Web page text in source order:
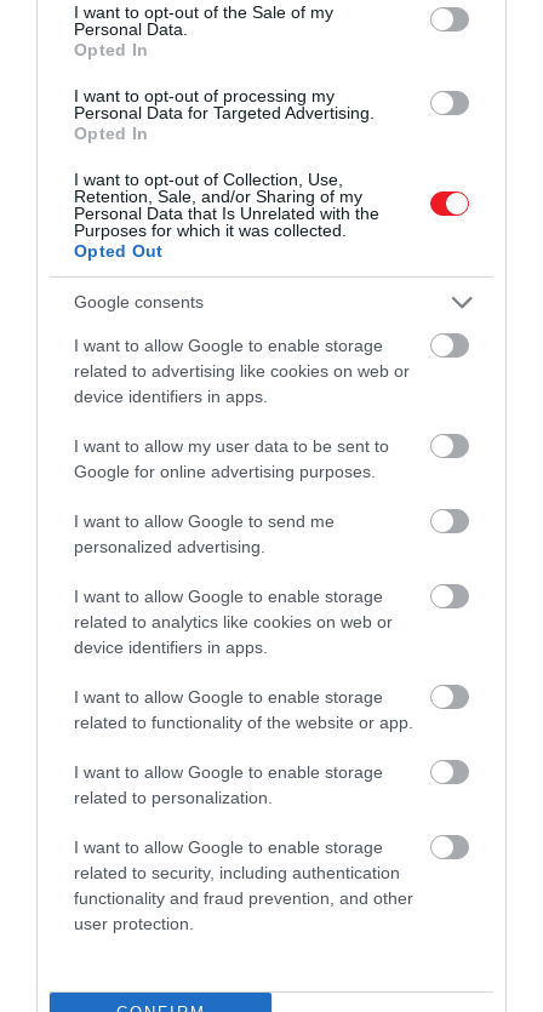
consent section.
I want to opt-out of the Sale of my
Personal Data.
Opted In
I want to opt-out of processing my
Personal Data for Targeted Advertising.
Opted In
I want to opt-out of Collection, Use,
Retention, Sale, and/or Sharing of my
Personal Data that Is Unrelated with the
Purposes for which it was collected.
Opted Out
Google consents
I want to allow Google to enable storage
related to advertising like cookies on web or
device identifiers in apps.
I want to allow my user data to be sent to
Google for online advertising purposes.
I want to allow Google to send me
personalized advertising.
I want to allow Google to enable storage
related to analytics like cookies on web or
device identifiers in apps.
I want to allow Google to enable storage
related to functionality of the website or app.
I want to allow Google to enable storage
related to personalization.
I want to allow Google to enable storage
related to security, including authentication
functionality and fraud prevention, and other
user protection.
Osztrák-magyar katonák 1914 karácsonyán
Pen & Sword/SSPL/Getty Images
világháború egyik legmegrázóbb és leginkább
emberközpontú pillanata volt. Brit és német
katonák egyes frontszakaszokon letették a fegyvert,
énekeltek, ajándékot cseréltek és közös
temetéseket tartottak. Bár a katonai vezetés nem
frontkatonák spontán döntése mégis megtörtént,
és erről naplók, levelek és fényképek is
tanúskodnak.
A fegyverszünet nem fordította meg a
háború menetét, de rávilágított arra, hogy
az ünnep üzenete nem tűnik el a
legembertelenebb körülmények között